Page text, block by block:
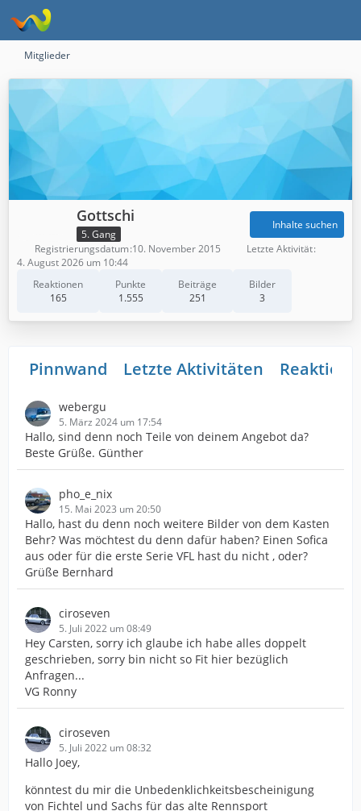
Mitglieder
Gottschi
5. Gang
Reaktionen
165
Punkte
1.555
Beiträge
251
Bilder
3
Inhalte suchen
Registrierungsdatum 10. November 2015
Letzte Aktivität
4. August 2026 um 10:44
Pinnwand Letzte Aktivitäten
webergu
5. März 2024 um 17:54
Hallo, sind denn noch Teile von deinem Angebot da?
Beste Grüße. Günther
pho_e_nix
15. Mai 2023 um 20:50
Hallo, hast du denn noch weitere Bilder von dem Kasten
Behr? Was möchtest du denn dafür haben? Einen Sofica
aus oder für die erste Serie VFL hast du nicht , oder?
Grüße Bernhard
ciroseven
5. Juli 2022 um 08:49
Hey Carsten, sorry ich glaube ich habe alles doppelt
geschrieben, sorry bin nicht so Fit hier bezüglich
Anfragen...
VG Ronny
ciroseven
5. Juli 2022 um 08:32
Hallo Joey,
könntest du mir die Unbedenklichkeitsbescheinigung
von Fichtel und Sachs für das alte Rennsport